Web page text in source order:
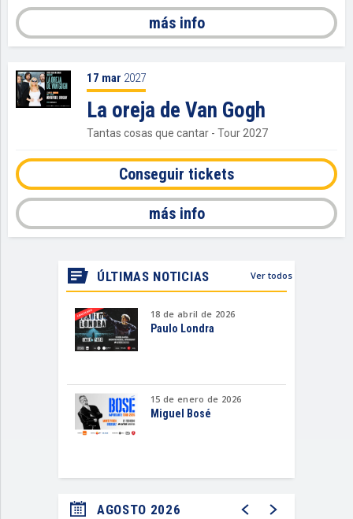
más info
17 mar 2027
La oreja de Van Gogh
Tantas cosas que cantar - Tour 2027
Conseguir tickets
más info
ÚLTIMAS NOTICIAS Ver todos
18 de abril de 2026
Paulo Londra
15 de enero de 2026
Miguel Bosé
AGOSTO 2026